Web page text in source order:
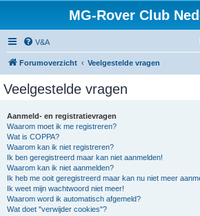
MG-Rover Club
V&A
Forumoverzicht Veelgestelde vragen
Veelgestelde vragen
Aanmeld- en registratievragen
Waarom moet ik me registreren?
Wat is COPPA?
Waarom kan ik niet registreren?
Ik ben geregistreerd maar kan niet aanmelden!
Waarom kan ik niet aanmelden?
Ik heb me ooit geregistreerd maar kan nu niet meer
Ik weet mijn wachtwoord niet meer!
Waarom word ik automatisch afgemeld?
Wat doet "verwijder cookies"?